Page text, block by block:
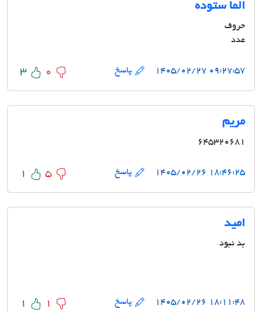
الما ستوده
حروف
عدد
۰۹:۲۷:۵۷ ۱۴۰۵/۰۲/۲۷ پاسخ 3 0
مریم
۶۴۵۳۲۰۶۸۱
۱۸:۴۶:۲۵ ۱۴۰۵/۰۲/۲۶ پاسخ 1 5
امید
بد نبود
۱۸:۱۱:۴۸ ۱۴۰۵/۰۲/۲۶ پاسخ 1 1